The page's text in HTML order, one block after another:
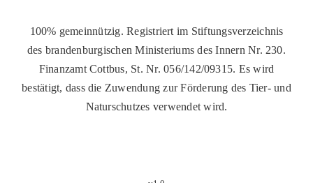
100% gemeinnützig. Registriert im Stiftungsverzeichnis
des brandenburgischen Ministeriums des Innern Nr. 230.
Finanzamt Cottbus, St. Nr. 056/142/09315. Es wird
bestätigt, dass die Zuwendung zur Förderung des Tier- und
Naturschutzes verwendet wird.